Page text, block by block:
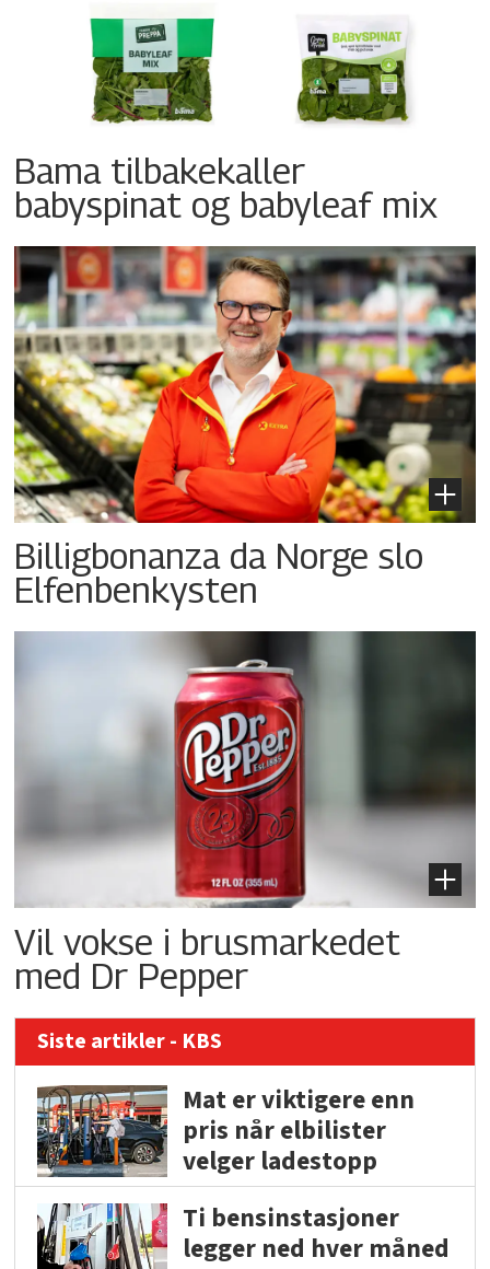
Bama tilbakekaller
babyspinat og babyleaf mix
Billigbonanza da Norge slo
Elfenbenkysten
Vil vokse i brusmarkedet
med Dr Pepper
Siste artikler - KBS
Mat er viktigere enn
pris når elbilister
velger ladestopp
Ti bensinstasjoner
legger ned hver måned